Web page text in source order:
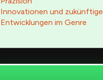
Innovationen und zukünftige
Entwicklungen im Genre